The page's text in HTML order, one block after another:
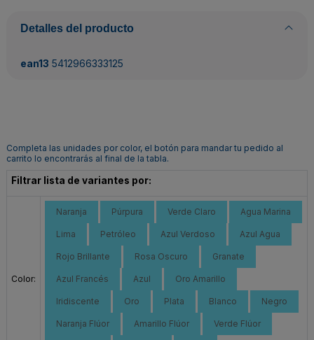
Detalles del producto
ean13 5412966333125
Completa las unidades por color, el botón para mandar tu pedido al
carrito lo encontrarás al final de la tabla.
Filtrar lista de variantes por:
Color:
Naranja Púrpura Verde Claro Agua Marina
Lima Petróleo Azul Verdoso Azul Agua
Rojo Brillante Rosa Oscuro Granate
Azul Francés Azul Oro Amarillo
Iridiscente Oro Plata Blanco Negro
Naranja Flúor Amarillo Flúor Verde Flúor